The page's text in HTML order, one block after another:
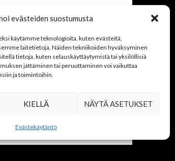
evästeiden suostumusta
käytämme teknologioita, kuten evästeitä,
laitetietoja. Näiden tekniikoiden hyväksyminen
tietoja, kuten selauskäyttäytymistä tai yksilöllisiä
jättäminen tai peruuttaminen voi vaikuttaa
ja toimintoihin.
KIELLÄ NÄYTÄ ASETUKSET
Evästekäytäntö